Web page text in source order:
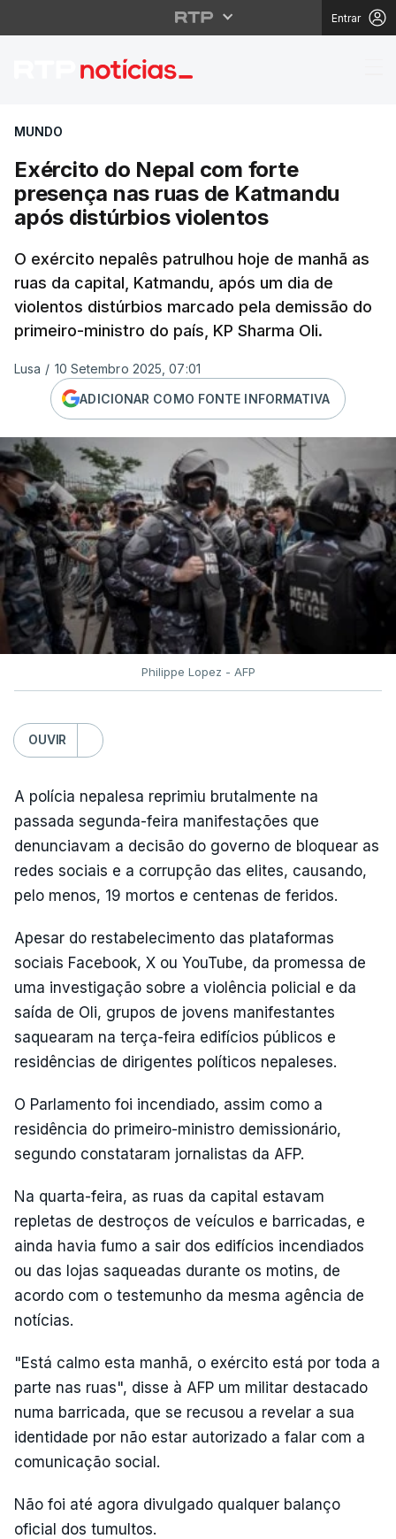
Entrar
Exército do Nepal
MUNDO
Exército do Nepal com forte
presença nas ruas de Katmandu
após distúrbios violentos
O exército nepalês patrulhou hoje de manhã as
ruas da capital, Katmandu, após um dia de
violentos distúrbios marcado pela demissão do
primeiro-ministro do país, KP Sharma Oli.
Lusa / 10 Setembro 2025, 07:01
ADICIONAR COMO FONTE INFORMATIVA
Philippe Lopez - AFP
OUVIR
A polícia nepalesa reprimiu brutalmente na
passada segunda-feira manifestações que
denunciavam a decisão do governo de bloquear as
redes sociais e a corrupção das elites, causando,
pelo menos, 19 mortos e centenas de feridos.
Apesar do restabelecimento das plataformas
sociais Facebook, X ou YouTube, da promessa de
uma investigação sobre a violência policial e da
saída de Oli, grupos de jovens manifestantes
saquearam na terça-feira edifícios públicos e
residências de dirigentes políticos nepaleses.
O Parlamento foi incendiado, assim como a
residência do primeiro-ministro demissionário,
segundo constataram jornalistas da AFP.
Na quarta-feira, as ruas da capital estavam
repletas de destroços de veículos e barricadas, e
ainda havia fumo a sair dos edifícios incendiados
ou das lojas saqueadas durante os motins, de
acordo com o testemunho da mesma agência de
notícias.
"Está calmo esta manhã, o exército está por toda a
parte nas ruas", disse à AFP um militar destacado
numa barricada, que se recusou a revelar a sua
identidade por não estar autorizado a falar com a
comunicação social.
Não foi até agora divulgado qualquer balanço
oficial dos tumultos.